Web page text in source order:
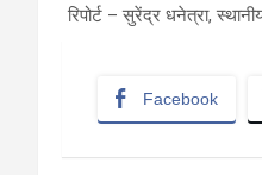
रिपोर्ट – सुरेंद्र धनेत्रा,
Facebook